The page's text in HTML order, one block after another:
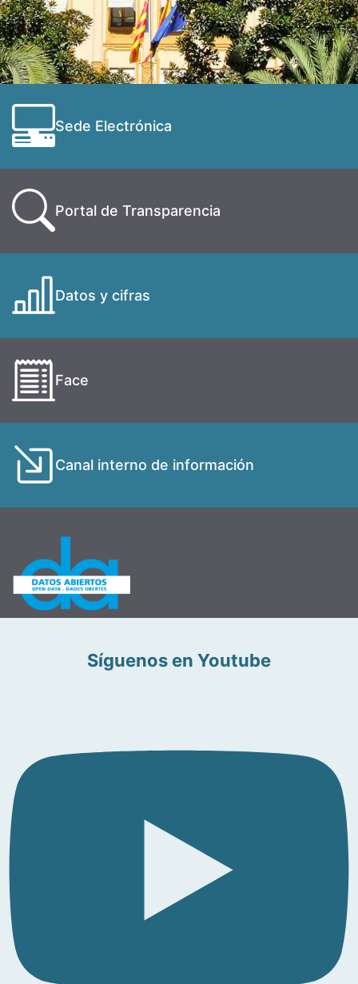
Sede Electrónica
Portal de Transparencia
Datos y cifras
Face
Canal interno de información
Síguenos en Youtube